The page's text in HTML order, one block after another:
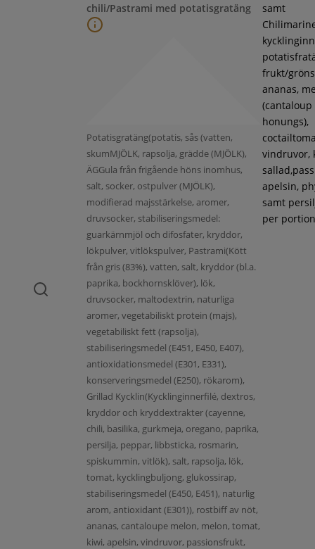
chili/Pastrami med potatisgratäng
Potatisgratäng(potatis, sås (vatten,
skumMJÖLK, rapsolja, grädde (MJÖLK),
ÄGGula från frigående höns inomhus,
salt, socker, ostpulver (MJÖLK),
modifierad majsstärkelse, aromer,
druvsocker, stabiliseringsmedel:
guarkärnmjöl och difosfater, kryddor,
lökpulver, vitlökspulver, Pastrami(Kött
från gris (83%), vatten, salt, kryddor (bl.a.
paprika, bockhornsklöver), lök,
druvsocker, maltodextrin, naturliga
aromer, vegetabiliskt protein (majs),
vegetabiliskt fett (rapsolja),
stabiliseringsmedel (E451, E450, E407),
antioxidationsmedel (E301, E331),
konserveringsmedel (E250), rökarom),
Grillad Kycklin(Kycklinginnerfilé, dextros,
kryddor och kryddextrakter (cayenne,
chili, basilika, gurkmeja, oregano, paprika,
persilja, peppar, libbsticka, rosmarin,
spiskummin, vitlök), salt, rapsolja, lök,
tomat, kycklingbuljong, glukossirap,
stabiliseringsmedel (E450, E451), naturlig
arom, antioxidant (E301)), rostbiff av nöt,
ananas, cantaloupe melon, melon, tomat,
kiwi, apelsin, vindruvor, passionsfrukt,
samt
frukt/
ananas,
(cantaloup
honungs),
vindruvor,
apelsin,
samt
per